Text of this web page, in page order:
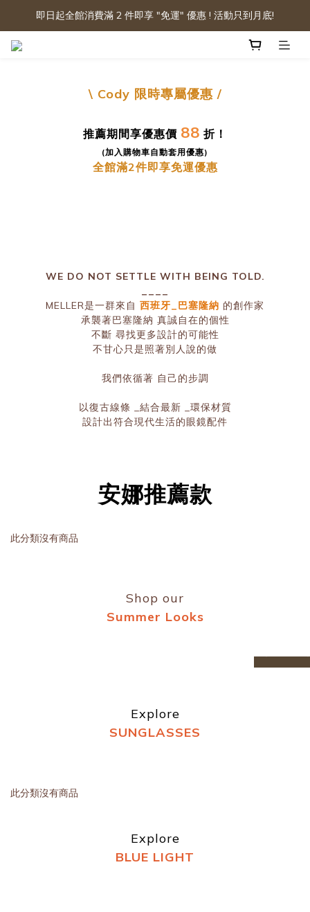
即日起全館消費滿 2 件即享 "免運" 優惠 ! 活動只到月底!
\ Cody 限時專屬優惠 /
推薦期間享優惠價 88 折！
(加入購物車自動套用優惠)
全館滿2件即享免運優惠
WE DO NOT SETTLE WITH BEING TOLD.
MELLER是一群來自 西班牙_巴塞隆納 的創作家
承襲著巴塞隆納 真誠自在的個性
不斷 尋找更多設計的可能性
不甘心只是照著別人說的做
我們依循著 自己的步調
以復古線條 _結合最新 _環保材質
設計出符合現代生活的眼鏡配件
安娜推薦款
此分類沒有商品
Shop our
Summer Looks
Explore
SUNGLASSES
此分類沒有商品
Explore
BLUE LIGHT